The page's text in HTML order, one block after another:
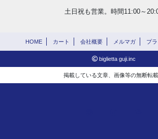
土日祝も営業。時間11:00～
HOME カート 会社概要 メルマガ プ
biglietta guji.inc
掲載している文章、画像等の無断転